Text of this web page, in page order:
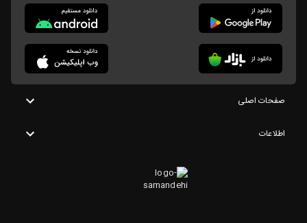
صفحات اصلی
اطلاعات